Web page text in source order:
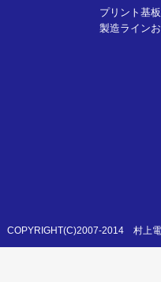
プリント基
製造ライン
COPYRIGHT(C)2007-2014 村上